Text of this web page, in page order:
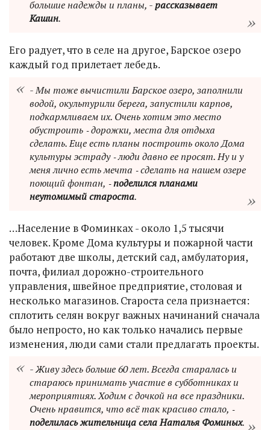
большие надежды и планы, -рассказывает
Кашин.
Его радует, что в селе на другое, Барское озеро
каждый год прилетает лебедь.
- Мы тоже вычистили Барское озеро, заполнили
водой, окультурили берега, запустили карпов,
подкармливаем их. Очень хотим это место
обустроить ‑ дорожки, места для отдыха
сделать. Еще есть планы построить около Дома
культуры эстраду ‑ люди давно ее просят. Ну и у
меня лично есть мечта ‑ сделать на нашем озере
поющий фонтан, ‑поделился планами
неутомимый староста.
…Население в Фоминках - около 1,5 тысячи
человек. Кроме Дома культуры и пожарной части
работают две школы, детский сад, амбулатория,
почта, филиал дорожно-строительного
управления, швейное предприятие, столовая и
несколько магазинов. Староста села признается:
сплотить селян вокруг важных начинаний сначала
было непросто, но как только начались первые
изменения, люди сами стали предлагать проекты.
- Живу здесь больше 60 лет. Всегда старалась и
стараюсь принимать участие в субботниках и
мероприятиях. Ходим с дочкой на все праздники.
Очень нравится, что всё так красиво стало, ‑
поделилась жительница села Наталья Фоминых.